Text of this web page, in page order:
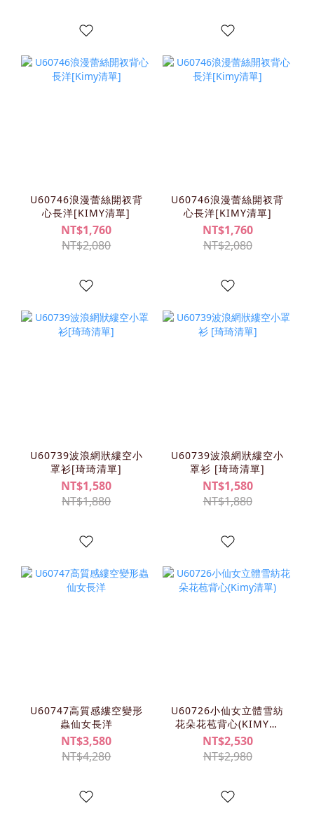
U60746浪漫蕾絲開衩背
心長洋[KIMY清單]
NT$1,760
NT$2,080
U60746浪漫蕾絲開衩背
心長洋[KIMY清單]
NT$1,760
NT$2,080
U60739波浪網狀縷空小
罩衫[琦琦清單]
NT$1,580
NT$1,880
U60739波浪網狀縷空小
罩衫 [琦琦清單]
NT$1,580
NT$1,880
U60747高質感縷空變形
蟲仙女長洋
NT$3,580
NT$4,280
U60726小仙女立體雪紡
花朵花苞背心(KIMY清
單)
NT$2,530
NT$2,980